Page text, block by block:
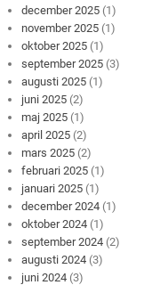
december 2025 (1)
november 2025 (1)
oktober 2025 (1)
september 2025 (3)
augusti 2025 (1)
juni 2025 (2)
maj 2025 (1)
april 2025 (2)
mars 2025 (2)
februari 2025 (1)
januari 2025 (1)
december 2024 (1)
oktober 2024 (1)
september 2024 (2)
augusti 2024 (3)
juni 2024 (3)